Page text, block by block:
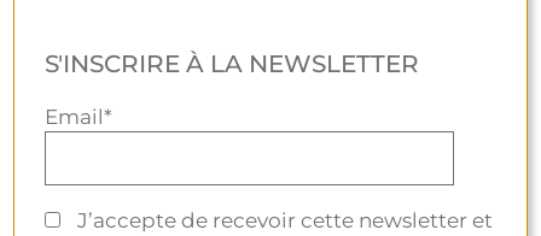
S'INSCRIRE À LA NEWSLETTER
Email*
J’accepte de recevoir cette newsletter et